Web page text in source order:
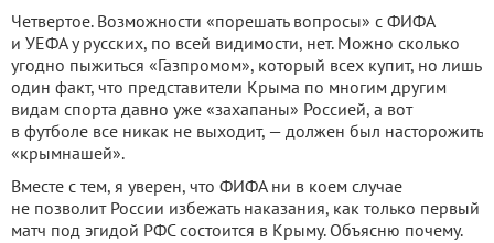
Четвертое. Возможности «порешать вопросы» с ФИФА
и УЕФА у русских, по всей видимости, нет. Можно сколько
угодно пыжиться «Газпромом», который всех купит, но лишь
один факт, что представители Крыма по многим другим
видам спорта давно уже «захапаны» Россией, а вот
в футболе все никак не выходит, — должен был насторожить
«крымнашей».
Вместе с тем, я уверен, что ФИФА ни в коем случае
не позволит России избежать наказания, как только первый
матч под эгидой РФС состоится в Крыму. Объясню почему.